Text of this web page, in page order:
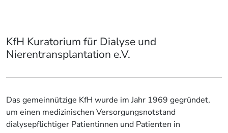
KfH Kuratorium für Dialyse und
Nierentransplantation e.V.
Das gemeinnützige KfH wurde im Jahr 1969 gegründet,
um einen medizinischen Versorgungsnotstand
dialysepflichtiger Patientinnen und Patienten in